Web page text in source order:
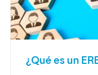
¿Qué es un